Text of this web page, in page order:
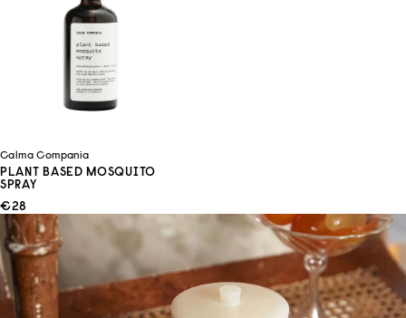
Calma Compania
PLANT BASED MOSQUITO
SPRAY
ANGEBOT
€28